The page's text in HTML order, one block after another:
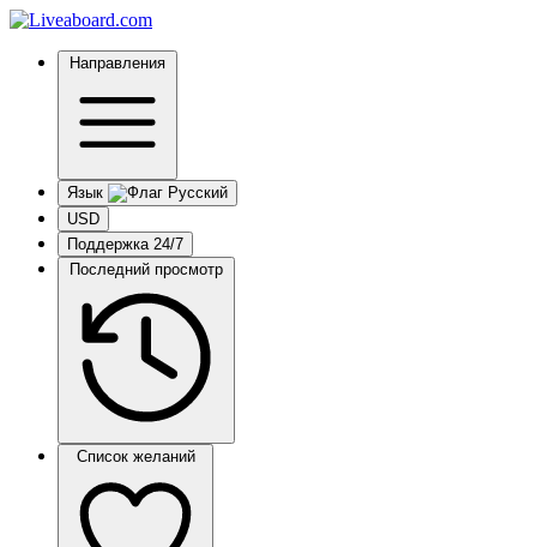
Направления
Язык
USD
Поддержка 24/7
Последний просмотр
Список желаний